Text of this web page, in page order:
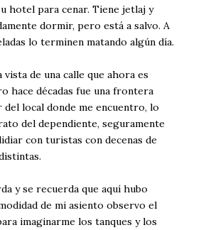
hotel para cenar. Tiene jetlaj y
dormir, pero está a salvo. A
lo terminen matando algún día.
de una calle que ahora es
hace décadas fue una frontera
local donde me encuentro, lo
del dependiente, seguramente
con turistas con decenas de
y se recuerda que aquí hubo
de mi asiento observo el
imaginarme los tanques y los